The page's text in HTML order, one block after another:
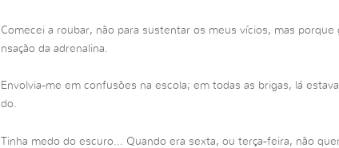
Comecei a roubar, não para sustentar os meus vícios, mas porque
nsação da adrenalina.
Envolvia-me em confusões na escola; em todas as brigas, lá
do.
Tinha medo do escuro… Quando era sexta, ou terça-feira, não